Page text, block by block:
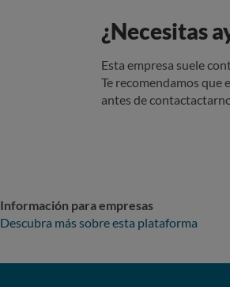
¿Necesitas
Esta empresa suele
Te recomendamos que
antes de
Información para empresas
Descubra más sobre esta plataforma